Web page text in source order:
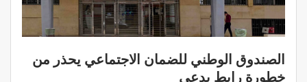
الصندوق الوطني للضمان الاجتماعي يحذر من
خطورة رابط يدعي